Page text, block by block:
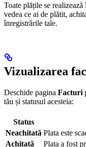
Toate plățile se
vedea ce ai de plătit,
înregistrările tale.
Vizualizarea
Deschide pagina Facturi
tău și statusul acesteia:
Status
Neachitată Plata este
Achitată
Plata a fost